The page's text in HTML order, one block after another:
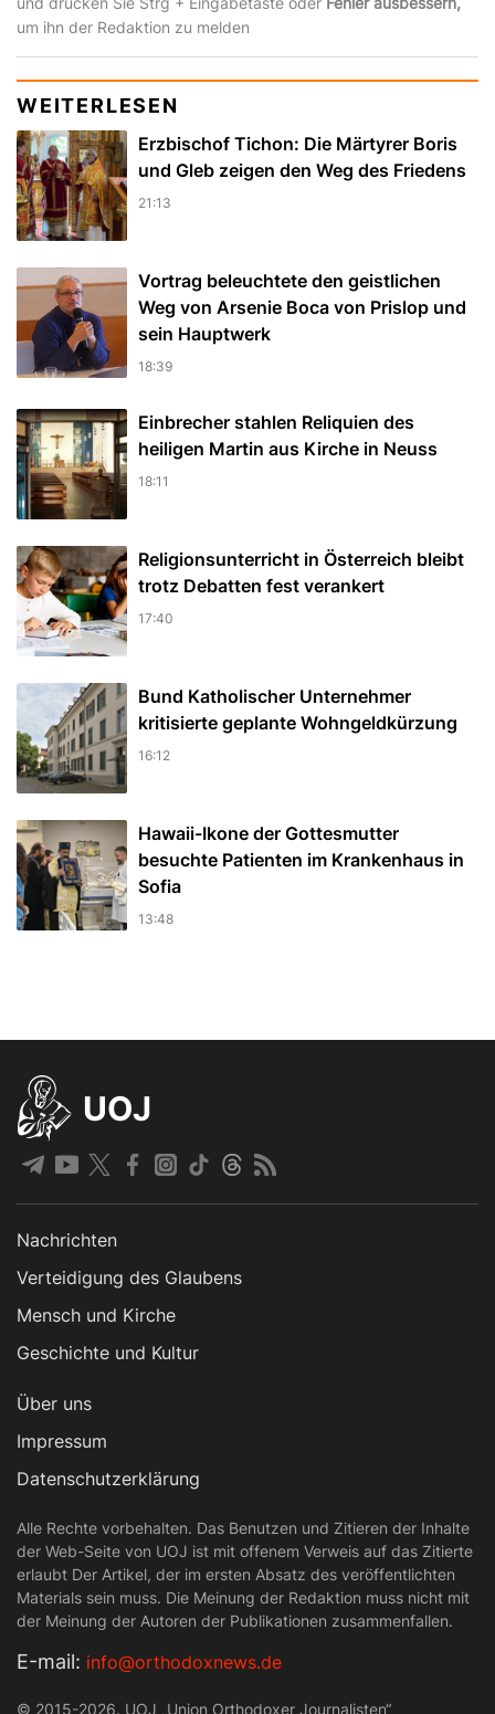
um ihn der Redaktion zu melden
WEITERLESEN
Erzbischof Tichon: Die Märtyrer Boris
und Gleb zeigen den Weg des Friedens
21:13
Vortrag beleuchtete den geistlichen
Weg von Arsenie Boca von Prislop und
sein Hauptwerk
18:39
Einbrecher stahlen Reliquien des
heiligen Martin aus Kirche in Neuss
18:11
Religionsunterricht in Österreich bleibt
trotz Debatten fest verankert
17:40
Bund Katholischer Unternehmer
kritisierte geplante Wohngeldkürzung
16:12
Hawaii-Ikone der Gottesmutter
besuchte Patienten im Krankenhaus in
Sofia
13:48
UOJ
Nachrichten
Verteidigung des Glaubens
Mensch und Kirche
Geschichte und Kultur
Über uns
Impressum
Datenschutzerklärung
Alle Rechte vorbehalten. Das Benutzen und Zitieren der Inhalte
der Web-Seite von UOJ ist mit offenem Verweis auf das Zitierte
erlaubt Der Artikel, der im ersten Absatz des veröffentlichten
Materials sein muss. Die Meinung der Redaktion muss nicht mit
der Meinung der Autoren der Publikationen zusammenfallen.
Е-mail: info@orthodoxnews.de
© 2015-2026. UOJ „Union Orthodoxer Journalisten“